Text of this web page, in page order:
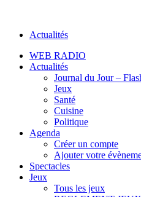
Actualités
WEB RADIO
Actualités
Journal du Jour –
Jeux
Santé
Cuisine
Politique
Agenda
Créer un compte
Ajouter votre
Spectacles
Jeux
Tous les jeux